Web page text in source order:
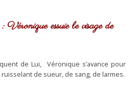
Véronique essuie le visage de
de Lui, Véronique s’avance pour
de sueur, de sang, de larmes.